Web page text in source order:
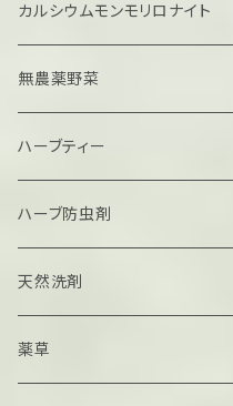
カルシウムモンモリロナイト
固形
粉末
無農薬野菜
ハーブティー
ハーブ防虫剤
天然洗剤
薬草